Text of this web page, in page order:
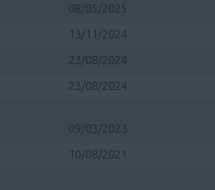
08/05/2025
13/11/2024
23/08/2024
23/08/2024
09/03/2023
10/08/2021